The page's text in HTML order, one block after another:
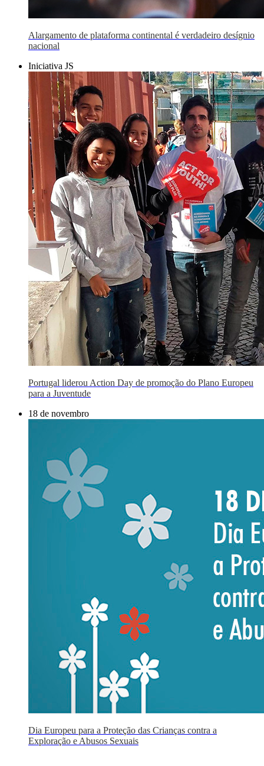
Alargamento de plataforma continental é verdadeiro desígnio
nacional
Iniciativa JS
Portugal liderou Action Day de promoção do Plano Europeu
para a Juventude
18 de novembro
Dia Europeu para a Proteção das Crianças contra a
Exploração e Abusos Sexuais